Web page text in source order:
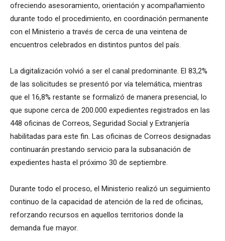
ofreciendo asesoramiento, orientación y acompañamiento
durante todo el procedimiento, en coordinación permanente
con el Ministerio a través de cerca de una veintena de
encuentros celebrados en distintos puntos del país.
La digitalización volvió a ser el canal predominante. El 83,2%
de las solicitudes se presentó por vía telemática, mientras
que el 16,8% restante se formalizó de manera presencial, lo
que supone cerca de 200.000 expedientes registrados en las
448 oficinas de Correos, Seguridad Social y Extranjería
habilitadas para este fin. Las oficinas de Correos designadas
continuarán prestando servicio para la subsanación de
expedientes hasta el próximo 30 de septiembre.
Durante todo el proceso, el Ministerio realizó un seguimiento
continuo de la capacidad de atención de la red de oficinas,
reforzando recursos en aquellos territorios donde la
demanda fue mayor.